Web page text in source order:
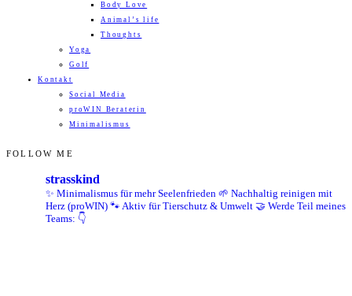
Body Love
Animal’s life
Thoughts
Yoga
Golf
Kontakt
Social Media
proWIN Beraterin
Minimalismus
FOLLOW ME
strasskind
✨ Minimalismus für mehr Seelenfrieden 🌱 Nachhaltig reinigen mit
Herz (proWIN) 🐾 Aktiv für Tierschutz & Umwelt 🤝 Werde Teil meines
Teams: 👇